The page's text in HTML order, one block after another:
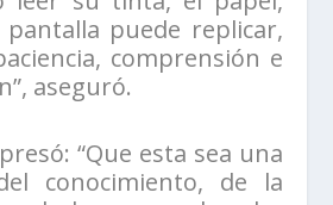
puede replicar,
comprensión e
aseguró.
“Que esta sea una
conocimiento, de la